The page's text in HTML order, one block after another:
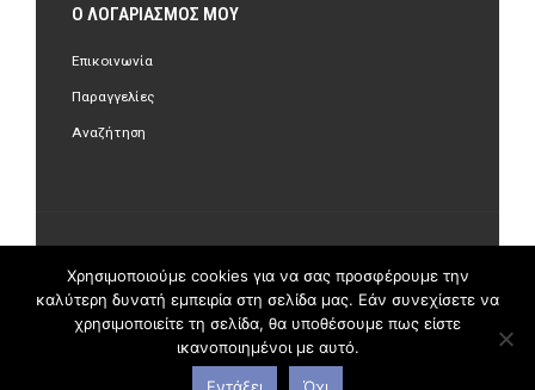
Ο ΛΟΓΑΡΙΑΣΜΌΣ ΜΟΥ
Επικοινωνία
Παραγγελίες
Αναζήτηση
Χρησιμοποιούμε cookies για να σας προσφέρουμε την
καλύτερη δυνατή εμπειρία στη σελίδα μας. Εάν συνεχίσετε να
χρησιμοποιείτε τη σελίδα, θα υποθέσουμε πως είστε
ικανοποιημένοι με αυτό.